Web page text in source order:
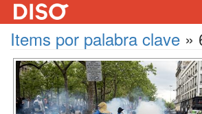
Items por palabra clave »